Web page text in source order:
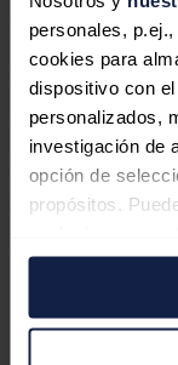
personales,
cookies para
dispositivo con
personalizados,
investigación de
opción de
propósitos.
en el Menú de
Si lo permite,
Los negocios
Ésta es la primera
Smart Infra 1,
los negocios
El equipo de Bird &
riesgoSantiago
Martín y José Luis